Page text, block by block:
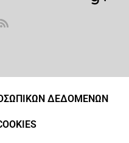
ΔΕΔΟΜΕΝΩΝ